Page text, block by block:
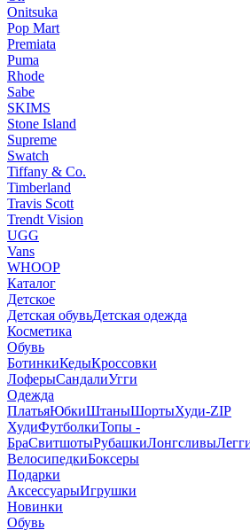
Onitsuka
Pop Mart
Premiata
Puma
Rhode
Sabe
SKIMS
Stone Island
Supreme
Swatch
Tiffany & Co.
Timberland
Travis Scott
Trendt Vision
UGG
Vans
WHOOP
Каталог
Детское
Детская обувьДетская одежда
Косметика
Обувь
БотинкиКедыКроссовки
ЛоферыСандалиУгги
Одежда
ПлатьяЮбкиШтаныШортыХуди-ZIP
ХудиФутболкиТопы -
БраСвитшотыРубашкиЛонгсливы
ВелосипедкиБоксеры
Подарки
АксессуарыИгрушки
Новинки
Обувь